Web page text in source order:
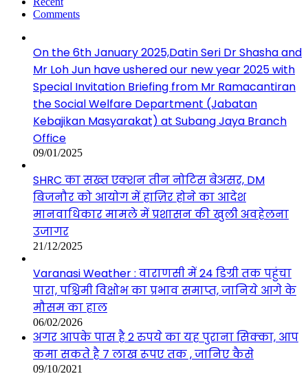
Comments
On the 6th January 2025,Datin Seri Dr Shasha and
Mr Loh Jun have ushered our new year 2025 with
Special Invitation Briefing from Mr Ramacantiran
the Social Welfare Department (Jabatan
Kebajikan Masyarakat) at Subang Jaya Branch
Office
09/01/2025
SHRC का सख्त एक्शन तीन नोटिस बेअसर, DM
बिजनौर को आयोग में हाज़िर होने का आदेश
मानवाधिकार मामले में प्रशासन की खुली अवहेलना
उजागर
21/12/2025
Varanasi Weather : वाराणसी में 24 डिग्री तक पहुंचा
पारा, पश्चिमी विक्षोभ का प्रभाव समाप्त, जानिये आगे के
मौसम का हाल
06/02/2026
अगर आपके पास है 2 रुपये का यह पुराना सिक्का, आप
कमा सकते है 7 लाख रूपए तक , जानिए कैसे
09/10/2021